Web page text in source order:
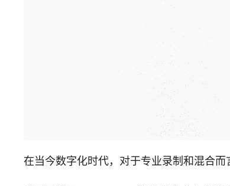
在当今数字化时代，对于专业录制和混合